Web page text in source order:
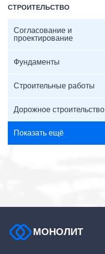
СТРОИТЕЛЬСТВО
Согласование и
проектирование
Фундаменты
Строительные работы
Дорожное строительство
Показать ещё
МОНОЛИТ